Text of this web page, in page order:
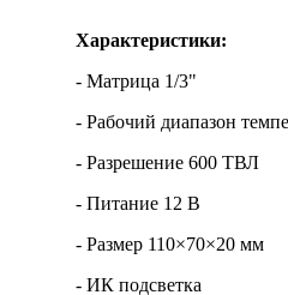
Характеристики:
- Матрица 1/3"
- Рабочий диапазон
- Разрешение 600 ТВЛ
- Питание 12 В
- Размер 110×70×20 мм
- ИК подсветка